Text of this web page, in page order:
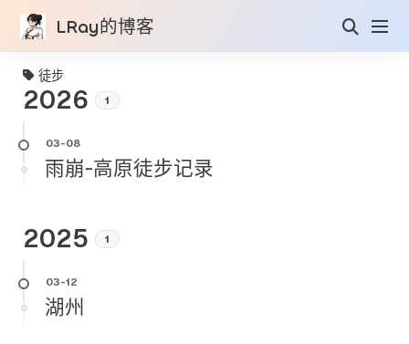
LRay的博客
徒步
2026 1
雨崩-高原徒步记录
2025 1
湖州